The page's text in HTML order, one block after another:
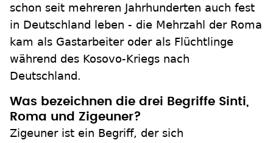
schon seit mehreren Jahrhunderten auch fest
in Deutschland leben - die Mehrzahl der Roma
kam als Gastarbeiter oder als Flüchtlinge
während des Kosovo-Kriegs nach
Deutschland.
Was bezeichnen die drei Begriffe Sinti,
Roma und Zigeuner?
Zigeuner ist ein Begriff, der sich